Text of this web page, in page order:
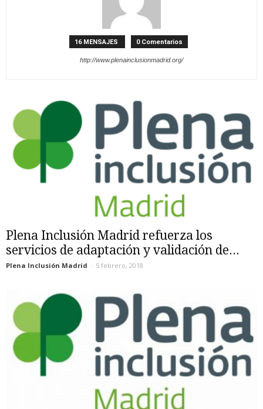
16 MENSAJES 0 Comentarios
http://www.plenainclusionmadrid.org/
Plena Inclusión Madrid refuerza los
servicios de adaptación y validación de...
Plena Inclusión Madrid - 5 febrero, 2018